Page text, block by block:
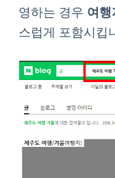
영하는 경우 여행
스럽게 포함시킵